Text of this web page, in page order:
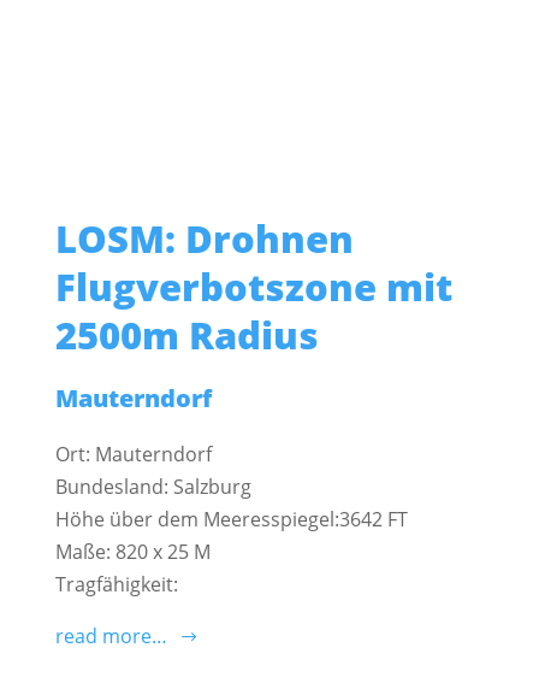
LOSM: Drohnen
Flugverbotszone mit
2500m Radius
Mauterndorf
Ort: Mauterndorf
Bundesland: Salzburg
Höhe über dem Meeresspiegel:3642 FT
Maße: 820 x 25 M
Tragfähigkeit:
read more…